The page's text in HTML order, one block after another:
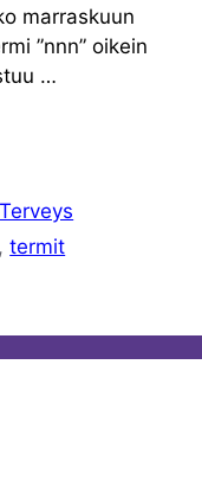
marraskuun
”nnn” oikein
…
Terveys
,termit